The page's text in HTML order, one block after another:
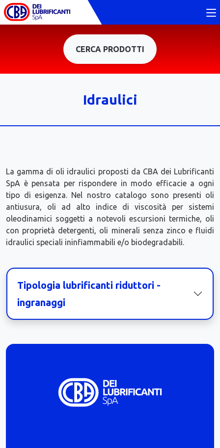
CERCA PRODOTTI
Idraulici
La gamma di oli idraulici proposti da CBA dei Lubrificanti
SpA è pensata per rispondere in modo efficacie a ogni
tipo di esigenza. Nel nostro catalogo sono presenti oli
antiusura, oli ad alto indice di viscosità per sistemi
oleodinamici soggetti a notevoli escursioni termiche, oli
con proprietà detergenti, oli minerali senza zinco e fluidi
idraulici speciali ininfiammabili e/o biodegradabili.
Tipologia lubrificanti riduttori -
ingranaggi